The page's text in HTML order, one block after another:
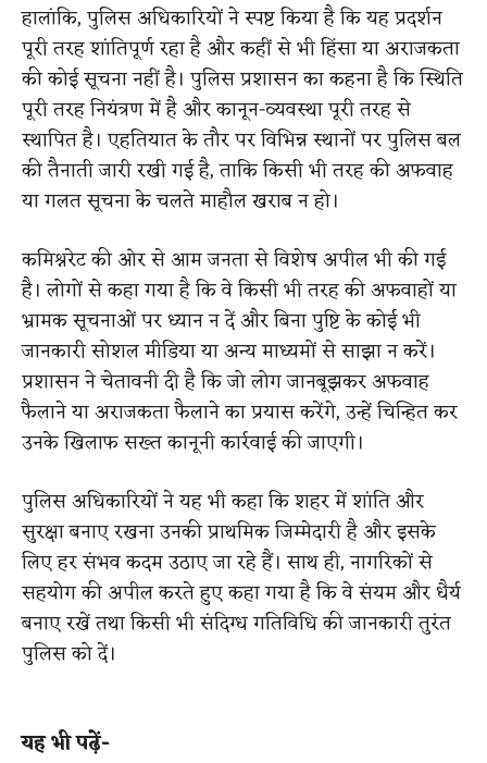
हालांकि, पुलिस अधिकारियों ने स्पष्ट किया है कि यह प्रदर्शन
पूरी तरह शांतिपूर्ण रहा है और कहीं से भी हिंसा या अराजकता
की कोई सूचना नहीं है। पुलिस प्रशासन का कहना है कि स्थिति
पूरी तरह नियंत्रण में है और कानून-व्यवस्था पूरी तरह से
स्थापित है। एहतियात के तौर पर विभिन्न स्थानों पर पुलिस बल
की तैनाती जारी रखी गई है, ताकि किसी भी तरह की अफवाह
या गलत सूचना के चलते माहौल खराब न हो।
कमिश्नरेट की ओर से आम जनता से विशेष अपील भी की गई
है। लोगों से कहा गया है कि वे किसी भी तरह की अफवाहों या
भ्रामक सूचनाओं पर ध्यान न दें और बिना पुष्टि के कोई भी
जानकारी सोशल मीडिया या अन्य माध्यमों से साझा न करें।
प्रशासन ने चेतावनी दी है कि जो लोग जानबूझकर अफवाह
फैलाने या अराजकता फैलाने का प्रयास करेंगे, उन्हें चिन्हित कर
उनके खिलाफ सख्त कानूनी कार्रवाई की जाएगी।
पुलिस अधिकारियों ने यह भी कहा कि शहर में शांति और
सुरक्षा बनाए रखना उनकी प्राथमिक जिम्मेदारी है और इसके
लिए हर संभव कदम उठाए जा रहे हैं। साथ ही, नागरिकों से
सहयोग की अपील करते हुए कहा गया है कि वे संयम और धैर्य
बनाए रखें तथा किसी भी संदिग्ध गतिविधि की जानकारी तुरंत
पुलिस को दें।
यह भी पढ़ें-